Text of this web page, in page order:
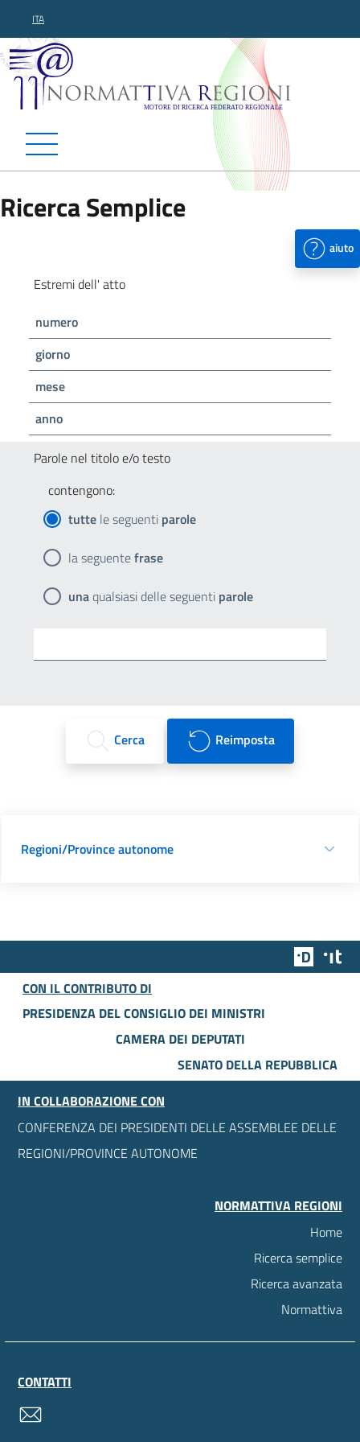
ITA
Normattiva Regioni -
Ricerca Semplice
aiuto
Estremi dell' atto
numero
giorno
mese
anno
Parole nel titolo e/o testo
contengono:
tutte le seguenti parole
la seguentefrase
unaqualsiasi delle seguenti parole
Cerca Reimposta
Regioni/Province autonome
Team
CON IL CONTRIBUTO DI
PRESIDENZA DEL CONSIGLIO DEI MINISTRI
CAMERA DEI DEPUTATI
SENATO DELLA REPUBBLICA
IN COLLABORAZIONE CON
CONFERENZA DEI PRESIDENTI DELLE ASSEMBLEE DELLE
REGIONI/PROVINCE AUTONOME
NORMATTIVA REGIONI
Home
Ricerca semplice
Ricerca avanzata
Normattiva
CONTATTI